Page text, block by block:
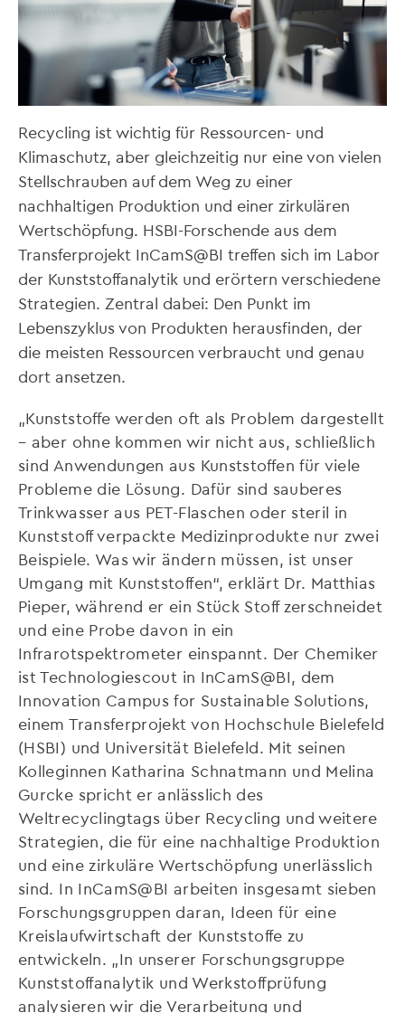
Recycling ist wichtig für Ressourcen- und
Klimaschutz, aber gleichzeitig nur eine von vielen
Stellschrauben auf dem Weg zu einer
nachhaltigen Produktion und einer zirkulären
Wertschöpfung. HSBI-Forschende aus dem
Transferprojekt InCamS@BI treffen sich im Labor
der Kunststoffanalytik und erörtern verschiedene
Strategien. Zentral dabei: Den Punkt im
Lebenszyklus von Produkten herausfinden, der
die meisten Ressourcen verbraucht und genau
dort ansetzen.
„Kunststoffe werden oft als Problem dargestellt
– aber ohne kommen wir nicht aus, schließlich
sind Anwendungen aus Kunststoffen für viele
Probleme die Lösung. Dafür sind sauberes
Trinkwasser aus PET-Flaschen oder steril in
Kunststoff verpackte Medizinprodukte nur zwei
Beispiele. Was wir ändern müssen, ist unser
Umgang mit Kunststoffen“, erklärt Dr. Matthias
Pieper, während er ein Stück Stoff zerschneidet
und eine Probe davon in ein
Infrarotspektrometer einspannt. Der Chemiker
ist Technologiescout in InCamS@BI, dem
Innovation Campus for Sustainable Solutions,
einem Transferprojekt von Hochschule Bielefeld
(HSBI) und Universität Bielefeld. Mit seinen
Kolleginnen Katharina Schnatmann und Melina
Gurcke spricht er anlässlich des
Weltrecyclingtags über Recycling und weitere
Strategien, die für eine nachhaltige Produktion
und eine zirkuläre Wertschöpfung unerlässlich
sind. In InCamS@BI arbeiten insgesamt sieben
Forschungsgruppen daran, Ideen für eine
Kreislaufwirtschaft der Kunststoffe zu
entwickeln. „In unserer Forschungsgruppe
Kunststoffanalytik und Werkstoffprüfung
analysieren wir die Verarbeitung und